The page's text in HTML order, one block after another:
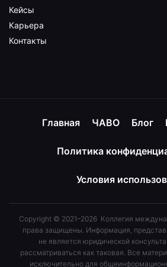
Кейсы
Карьера
Контакты
Главная ЧАВО Блог
Политика
Условия
Copyright © 2021–2026 Коллегия
права защищены. Информация,
не является юридической
рассматриваться как таковая. Все
исключительно для